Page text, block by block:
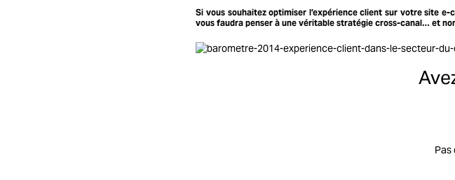
Si vous souhaitez optimiser l’expérience client sur votre site
vous faudra penser à une véritable stratégie cross-canal… et
Pas